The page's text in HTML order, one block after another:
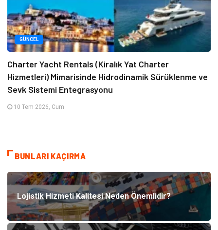
GÜNCEL
Charter Yacht Rentals (Kiralık Yat Charter
Hizmetleri) Mimarisinde Hidrodinamik Sürüklenme ve
Sevk Sistemi Entegrasyonu
10 Tem 2026, Cum
BUNLARI KAÇIRMA
Lojistik Hizmeti Kalitesi Neden Önemlidir?